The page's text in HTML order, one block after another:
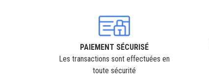
PAIEMENT SÉCURISÉ
Les transactions sont effectuées en
toute sécurité